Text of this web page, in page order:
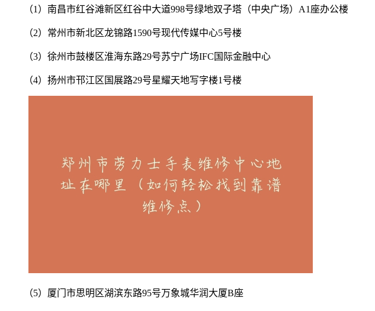
（1）南昌市红谷滩新区红谷中大道998号绿地双子塔（中央广场）A1座办公楼
（2）常州市新北区龙锦路1590号现代传媒中心5号楼
（3）徐州市鼓楼区淮海东路29号苏宁广场IFC国际金融中心
（4）扬州市邗江区国展路29号星耀天地写字楼1号楼
（5）厦门市思明区湖滨东路95号万象城华润大厦B座